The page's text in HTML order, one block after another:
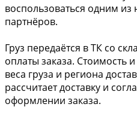
воспользоваться одним
партнёров.
Груз передаётся в ТК со
оплаты заказа. Стоимость
веса груза и региона
рассчитает доставку и
оформлении заказа.